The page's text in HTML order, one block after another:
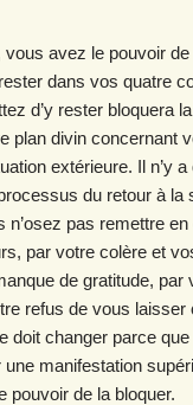
vous avez le pouvoir
dans vos quatre
d’y rester bloquera
plan divin concernant
extérieure. Il n’y
du retour à la
pas remettre
par votre colère et
de gratitude, par
refus de vous
doit changer parce
manifestation
pouvoir de la bloquer.